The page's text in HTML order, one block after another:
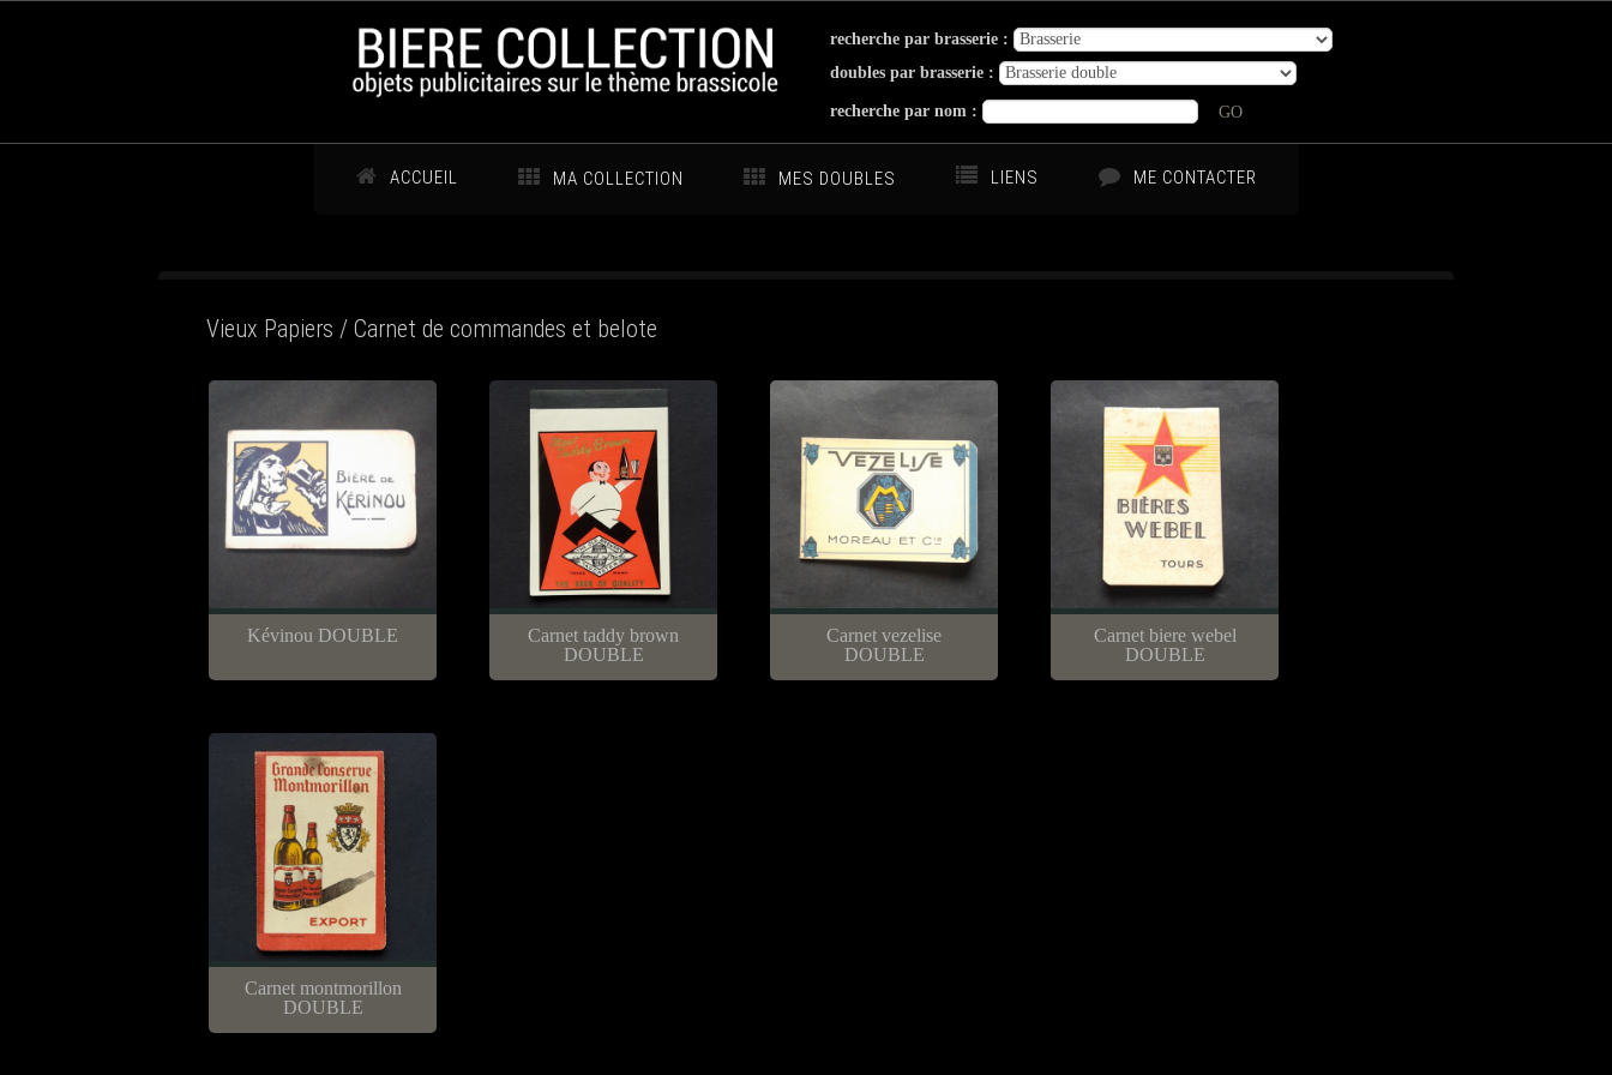
recherche par brasserie :
doubles par brasserie :
recherche par nom : GO
ACCUEIL MA COLLECTION MES DOUBLES LIENS ME CONTACTER
Vieux Papiers / Carnet de commandes et belote
Kévinou DOUBLE
Carnet taddy brown
DOUBLE
Carnet vezelise
DOUBLE
Carnet biere webel
DOUBLE
Carnet montmorillon
DOUBLE